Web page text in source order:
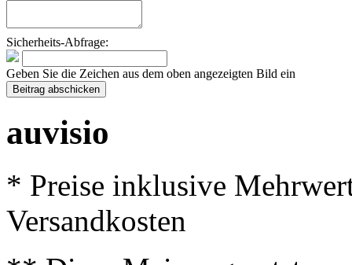
Sicherheits-Abfrage:
Geben Sie die Zeichen aus dem oben angezeigten Bild ein
auvisio
* Preise inklusive
Versandkosten